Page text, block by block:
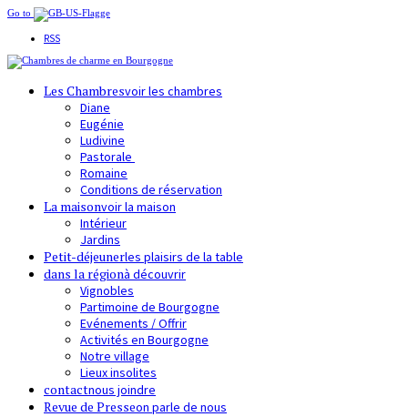
Go to
RSS
Les Chambresvoir les chambres
Diane
Eugénie
Ludivine
Pastorale
Romaine
Conditions de réservation
La maisonvoir la maison
Intérieur
Jardins
Petit-déjeunerles plaisirs de la table
dans la régionà découvrir
Vignobles
Partimoine de Bourgogne
Evénements / Offrir
Activités en Bourgogne
Notre village
Lieux insolites
contactnous joindre
Revue de Presseon parle de nous